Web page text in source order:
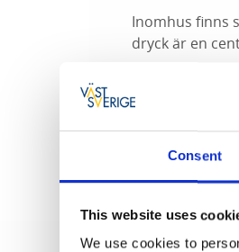
Consent
This website uses
We use cookies to
Inomhus finns
dryck är en
Medlem i